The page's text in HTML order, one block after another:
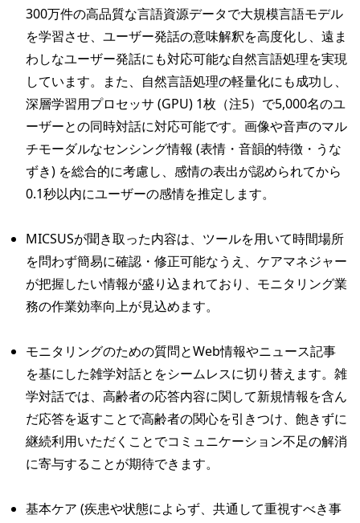
300万件の高品質な言語資源データで大規模言語モデル
を学習させ、ユーザー発話の意味解釈を高度化し、遠ま
わしなユーザー発話にも対応可能な自然言語処理を実現
しています。また、自然言語処理の軽量化にも成功し、
深層学習用プロセッサ (GPU) 1枚（注5）で5,000名のユ
ーザーとの同時対話に対応可能です。画像や音声のマル
チモーダルなセンシング情報 (表情・音韻的特徴・うな
ずき) を総合的に考慮し、感情の表出が認められてから
0.1秒以内にユーザーの感情を推定します。
MICSUSが聞き取った内容は、ツールを用いて時間場所
を問わず簡易に確認・修正可能なうえ、ケアマネジャー
が把握したい情報が盛り込まれており、モニタリング業
務の作業効率向上が見込めます。
モニタリングのための質問とWeb情報やニュース記事
を基にした雑学対話とをシームレスに切り替えます。雑
学対話では、高齢者の応答内容に関して新規情報を含ん
だ応答を返すことで高齢者の関心を引きつけ、飽きずに
継続利用いただくことでコミュニケーション不足の解消
に寄与することが期待できます。
基本ケア (疾患や状態によらず、共通して重視すべき事